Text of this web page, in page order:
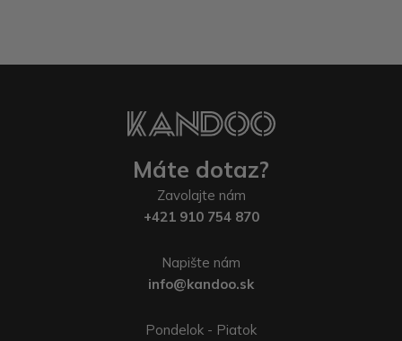
Máte dotaz?
Zavolajte nám
+421 910 754 870
Napište nám
info@kandoo.sk
Pondelok - Piatok